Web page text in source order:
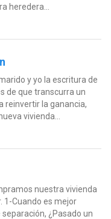
heredera...
y yo la escritura de
de que transcurra un
reinvertir la ganancia,
vivienda...
nuestra vivienda
1-Cuando es mejor
¿Pasado un